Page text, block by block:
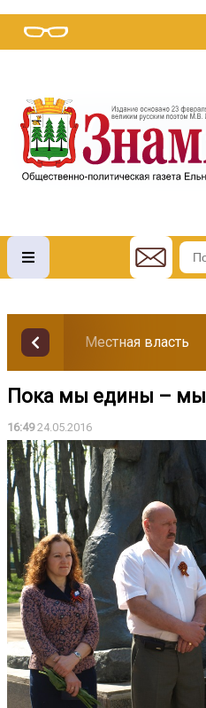
Местная власть
Пока мы едины –
16:4924.05.2016